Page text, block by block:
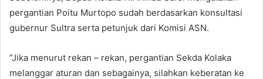
pergantian Poitu Murtopo sudah berdasarkan konsultasi
gubernur Sultra serta petunjuk dari Komisi ASN.
”Jika menurut rekan – rekan, pergantian Sekda Kolaka
melanggar aturan dan sebagainya, silahkan keberatan ke